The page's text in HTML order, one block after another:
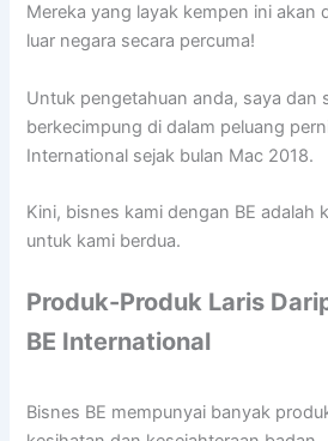
Mereka yang layak kempen ini akan
luar negara secara percuma!
Untuk pengetahuan anda, saya dan
berkecimpung di dalam peluang
International sejak bulan Mac 2018.
Kini, bisnes kami dengan BE adalah
untuk kami berdua.
Produk-Produk Laris
BE International
Bisnes BE mempunyai banyak